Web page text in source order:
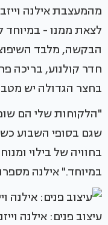
מהמעצבת אילנה
לצאת ממנו - במיוחד
הבקשה, מלבד
חדר קולנוע, בריכה
בחצר הגדולה יש
"הלקוחות שלי הם
שגם בסופי השבוע
בחוויה של בילוי
במיוחד." אילנה
עיצוב פנים: אילנה